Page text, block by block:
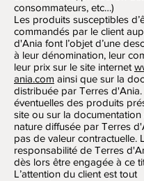
consommateurs, etc…)
Les produits susceptibles
commandés par le client
d'Ania font l’objet d’une
à leur dénomination, leur
leur prix sur le site internet
ania.com ainsi que sur la
distribuée par Terres
éventuelles des produits
site ou sur la
nature diffusée par Terres
pas de valeur contractuelle.
responsabilité de Terres
dès lors être engagée à ce
L’attention du client est tout